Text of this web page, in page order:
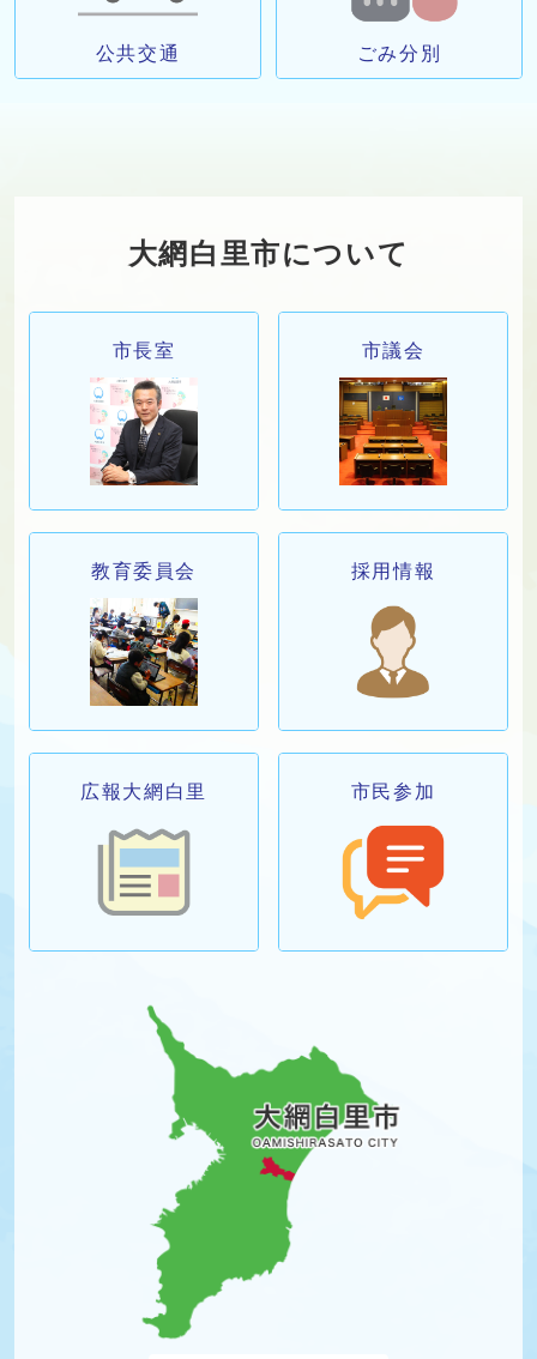
公共交通 ごみ分別
大網白里市について
市長室 市議会
教育委員会 採用情報
広報大網白里 市民参加